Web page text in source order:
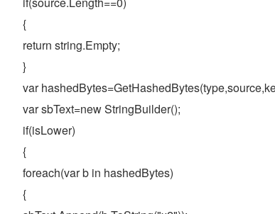
{
return string.Empty;
}
var
var sbText=new StringBuilder();
if(isLower)
{
foreach(var b in hashedBytes)
{